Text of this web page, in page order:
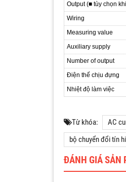
Output (■ tùy chọn
Wiring
Measuring value
Auxiliary supply
Number of output
Điện thế chịu đựng
Nhiệt độ làm việc
Từ khóa: AC
bộ chuyển đổi tín
ĐÁNH GIÁ SẢN